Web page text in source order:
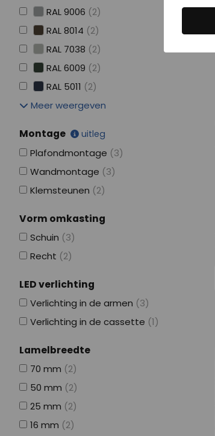
RAL 9006 (2)
RAL 8014 (2)
RAL 7038 (2)
RAL 6009 (2)
RAL 5011 (2)
Meer weergeven
Montage uitleg
Plafondmontage (3)
Wandmontage (3)
Klemsteunen (2)
Vorm omkasting
Schuin (3)
Recht (2)
LED verlichting
Verlichting in de armen (3)
Verlichting in de cassette (1)
Lamelbreedte
70 mm (2)
50 mm (2)
25 mm (2)
16 mm (2)